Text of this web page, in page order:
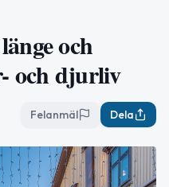
och
och djurliv
Felanmäl Dela